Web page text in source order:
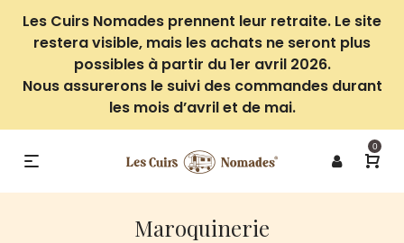
Les Cuirs Nomades prennent leur retraite. Le site
restera visible, mais les achats ne seront plus
possibles à partir du 1er avril 2026.
Nous assurerons le suivi des commandes durant
les mois d’avril et de mai.
0
Maroquinerie